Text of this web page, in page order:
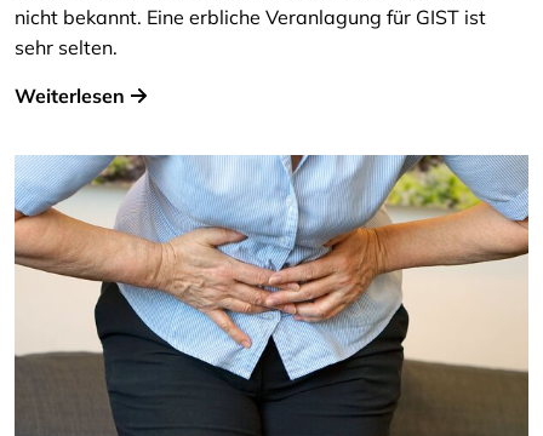
nicht bekannt. Eine erbliche Veranlagung für GIST ist
sehr selten.
Weiterlesen